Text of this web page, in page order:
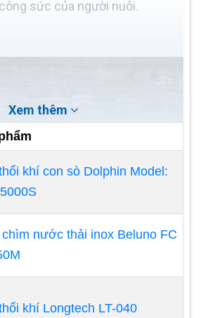
sức của người nuôi.
Xem thêm
khí con sò Dolphin Model:
nước thải inox Beluno FC
khí Longtech LT-040